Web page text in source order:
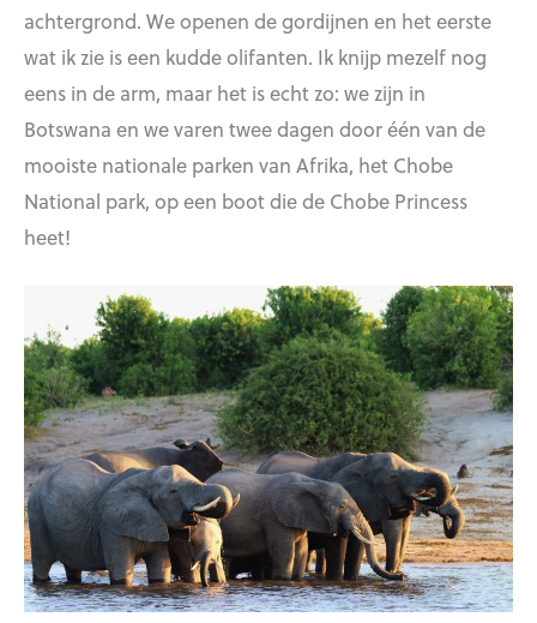
achtergrond. We openen de gordijnen en het eerste
wat ik zie is een kudde olifanten. Ik knijp mezelf nog
eens in de arm, maar het is echt zo: we zijn in
Botswana en we varen twee dagen door één van de
mooiste nationale parken van Afrika, het Chobe
National park, op een boot die de Chobe Princess
heet!